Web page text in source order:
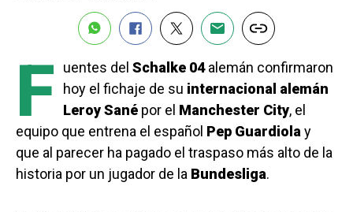
F uentes del Schalke 04alemán confirmaron
hoy el fichaje de su internacional alemán
Leroy Sané por el Manchester City, el
equipo que entrena el español Pep Guardiola y
que al parecer ha pagado el traspaso más alto de la
historia por un jugador de la Bundesliga.